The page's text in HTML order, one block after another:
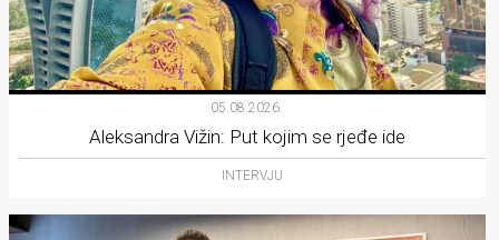
05.08.2026.
Aleksandra Vižin: Put kojim se rjeđe ide
INTERVJU